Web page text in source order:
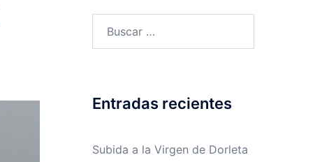
Entradas recientes
Subida a la Virgen de Dorleta